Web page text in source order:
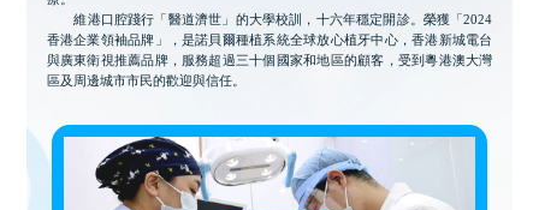
維港口腔踐行「醫道濟世」的大學校訓，十六年穩定開診。榮獲「2024
香港企業領袖品牌」，是諾貝爾種植系統全球放心植牙中心，香港新城電台
與廣東衛視推薦品牌，服務超過三十個國家和地區的顧客，受到粵港澳大灣
區及周邊城市市民的歡迎與信任。